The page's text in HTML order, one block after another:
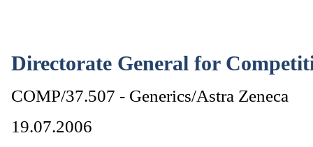
Directorate General for
COMP/37.507 - Generics/Astra Zeneca
19.07.2006